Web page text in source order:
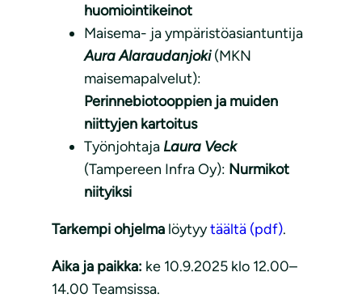
huomiointikeinot
Maisema- ja ympäristöasiantuntija
Aura Alaraudanjoki(MKN
maisemapalvelut):
Perinnebiotooppien ja muiden
niittyjen kartoitus
Työnjohtaja Laura Veck
(Tampereen Infra Oy): Nurmikot
niityiksi
Tarkempi ohjelma löytyytäältä (pdf).
Aika ja paikka: ke 10.9.2025 klo 12.00–
14.00 Teamsissa.